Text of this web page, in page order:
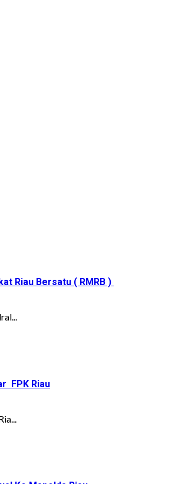
Riau Bersatu ( RMRB )
FPK Riau